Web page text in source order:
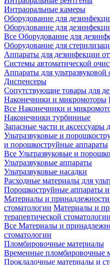
Интраоральные камеры
Оборудование для
Оборудование для
Все Оборудование для
Оборудование для
Аппараты для дезинфекции
Системы автоматической
Аппараты для ультразвуковой
Диспенсеры
Сопутствующие товары для
Наконечники и микромоторы
Все Наконечники и
Наконечники турбинные
Запасные части и аксессуары
Ультразвуковые и
и порошкоструйные аппараты
Все Ультразвуковые и
Ультразвуковые аппараты
Ультразвуковые насадки
Расходные материалы для
Порошкоструйные аппараты
Материалы и принадлежности
стоматологии Материалы и
терапевтической стоматологии
Все Материалы и
стоматологии
Пломбировочные материалы
Временные пломбировочные
Прокладочные материалы и